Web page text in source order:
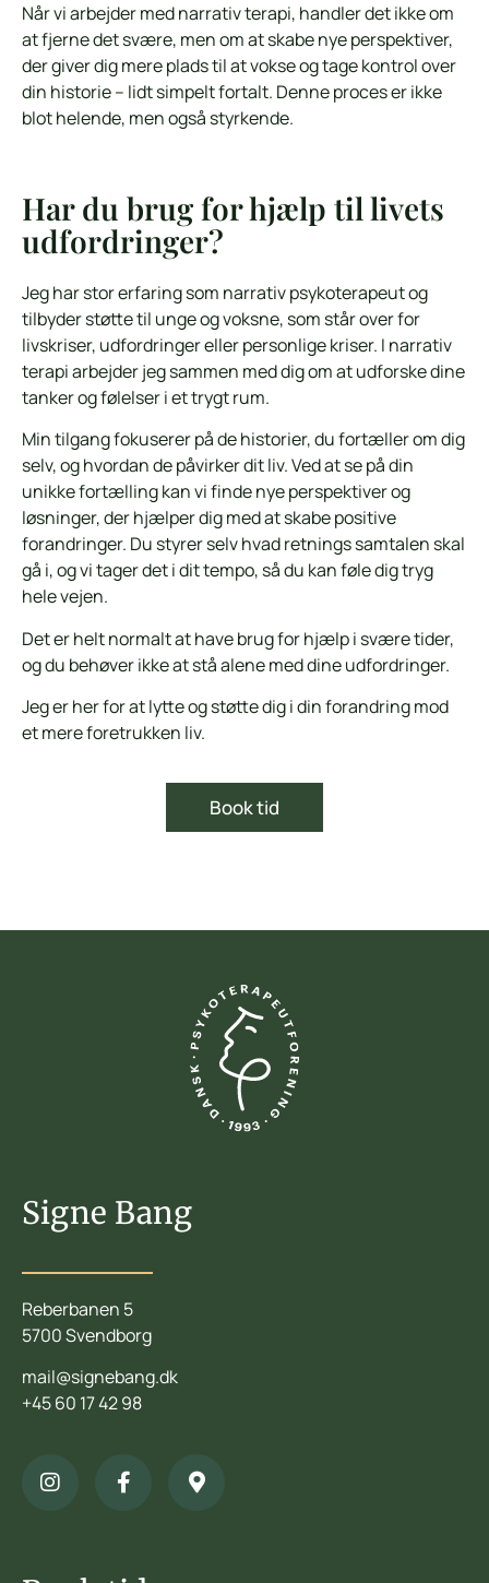
Når vi arbejder med narrativ terapi, handler det ikke om
at fjerne det svære, men om at skabe nye perspektiver,
der giver dig mere plads til at vokse og tage kontrol over
din historie – lidt simpelt fortalt. Denne proces er ikke
blot helende, men også styrkende.
Har du brug for hjælp til livets
udfordringer?
Jeg har stor erfaring som narrativ psykoterapeut og
tilbyder støtte til unge og voksne, som står over for
livskriser, udfordringer eller personlige kriser. I narrativ
terapi arbejder jeg sammen med dig om at udforske dine
tanker og følelser i et trygt rum.
Min tilgang fokuserer på de historier, du fortæller om dig
selv, og hvordan de påvirker dit liv. Ved at se på din
unikke fortælling kan vi finde nye perspektiver og
løsninger, der hjælper dig med at skabe positive
forandringer. Du styrer selv hvad retnings samtalen skal
gå i, og vi tager det i dit tempo, så du kan føle dig tryg
hele vejen.
Det er helt normalt at have brug for hjælp i svære tider,
og du behøver ikke at stå alene med dine udfordringer.
Jeg er her for at lytte og støtte dig i din forandring mod
et mere foretrukken liv.
Book tid
Signe Bang
Reberbanen 5
5700 Svendborg
mail@signebang.dk
+45 60 17 42 98